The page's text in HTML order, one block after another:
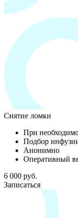
Снятие ломки
При
Подбор
Анонимно
Оперативный
6 000 руб.
Записаться